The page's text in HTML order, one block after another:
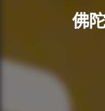
佛